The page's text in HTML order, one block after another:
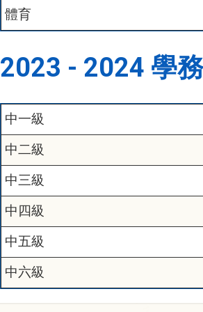
體育
2023 - 2024 學
中一級
中二級
中三級
中四級
中五級
中六級